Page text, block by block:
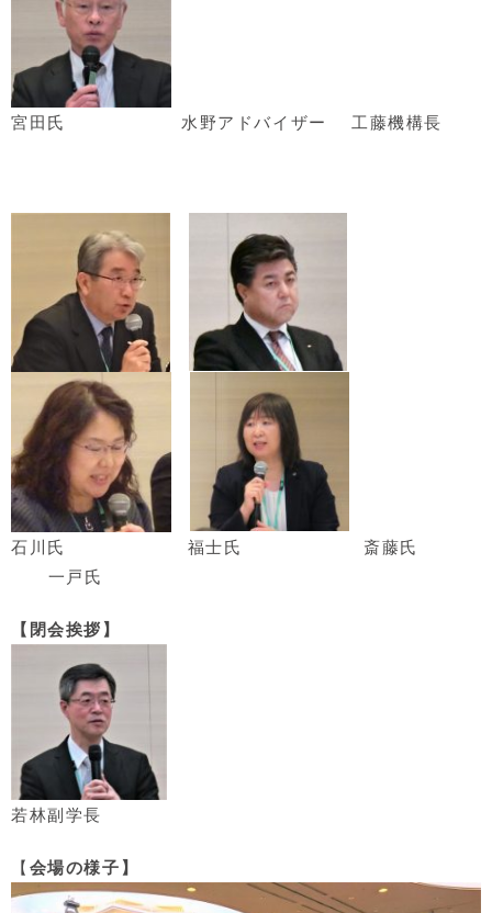
宮田氏 水野アドバイザー 工藤機構長
石川氏 福士氏
斎藤氏
一戸氏
【閉会挨拶】
若林副学長
【 会場の様子 】